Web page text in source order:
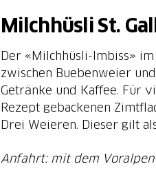
Milchhüsli St.
Der «Milchhüsli-Imbiss»
zwischen Buebenweier
Getränke und Kaffee. Für
Rezept gebackenen
Drei Weieren. Dieser gilt
Anfahrt: mit dem